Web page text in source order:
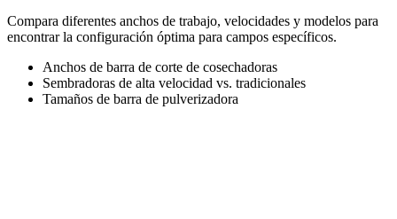
Compara diferentes anchos de trabajo, velocidades y modelos para
encontrar la configuración óptima para campos específicos.
Anchos de barra de corte de cosechadoras
Sembradoras de alta velocidad vs. tradicionales
Tamaños de barra de pulverizadora